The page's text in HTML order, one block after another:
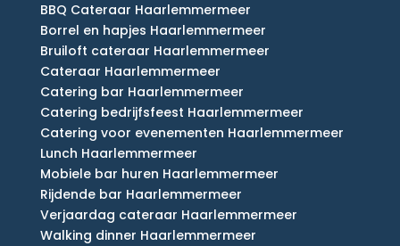
BBQ Cateraar Haarlemmermeer
Borrel en hapjes Haarlemmermeer
Bruiloft cateraar Haarlemmermeer
Cateraar Haarlemmermeer
Catering bar Haarlemmermeer
Catering bedrijfsfeest Haarlemmermeer
Catering voor evenementen Haarlemmermeer
Lunch Haarlemmermeer
Mobiele bar huren Haarlemmermeer
Rijdende bar Haarlemmermeer
Verjaardag cateraar Haarlemmermeer
Walking dinner Haarlemmermeer